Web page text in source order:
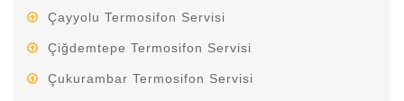
Çayyolu Termosifon Servisi
Çiğdemtepe Termosifon Servisi
Çukurambar Termosifon Servisi